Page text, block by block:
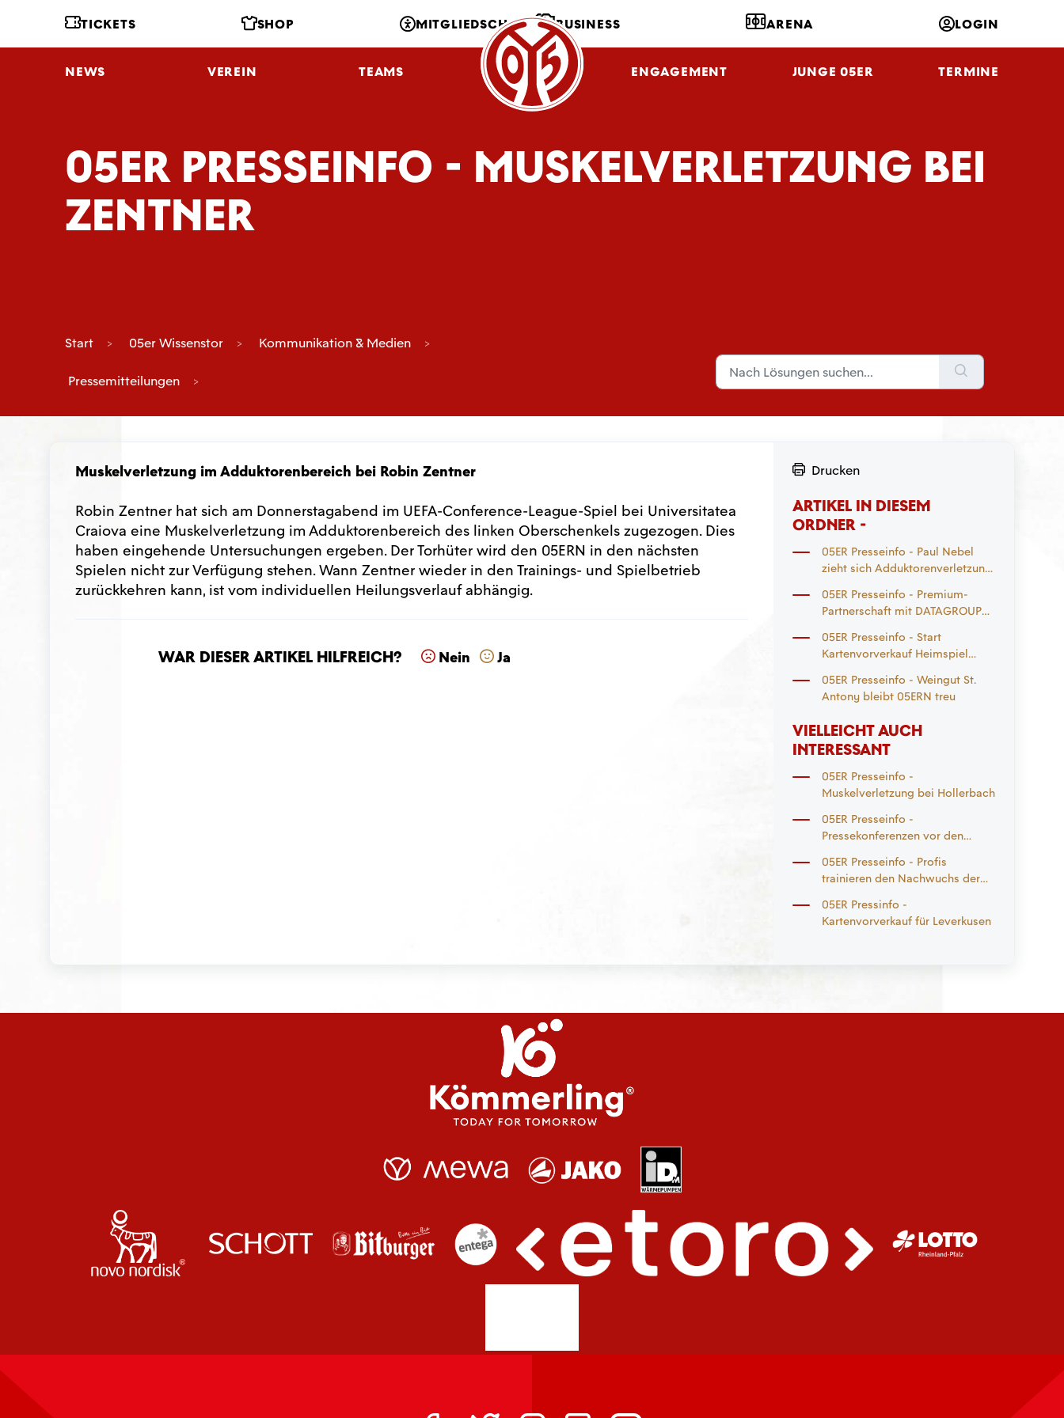
TICKETS SHOP MITGLIEDSCHAFT BUSINESS ARENA LOGIN
NEWS VEREIN TEAMS NLZ FANS ENGAGEMENT JUNGE 05ER TERMINE
05ER PRESSEINFO - MUSKELVERLETZUNG BEI
ZENTNER
Start 05er Wissenstor Kommunikation & Medien
Pressemitteilungen
Muskelverletzung im Adduktorenbereich bei Robin Zentner
Robin Zentner hat sich am Donnerstagabend im UEFA-Conference-League-Spiel bei Universitatea
Craiova eine Muskelverletzung im Adduktorenbereich des linken Oberschenkels zugezogen. Dies
haben eingehende Untersuchungen ergeben. Der Torhüter wird den 05ERN in den nächsten
Spielen nicht zur Verfügung stehen. Wann Zentner wieder in den Trainings- und Spielbetrieb
zurückkehren kann, ist vom individuellen Heilungsverlauf abhängig.
War dieser Artikel hilfreich? Nein Ja
Drucken
ARTIKEL IN DIESEM
ORDNER -
05ER Presseinfo - Paul Nebel
zieht sich Adduktorenverletzung
05ER Presseinfo - Premium-
Partnerschaft mit DATAGROUP
05ER Presseinfo - Start
Kartenvorverkauf Heimspiel
Auswärtsspiel
Mönchengladbach
05ER Presseinfo - Weingut St.
Antony bleibt 05ERN treu
VIELLEICHT AUCH
INTERESSANT
05ER Presseinfo -
Muskelverletzung bei Hollerbach
05ER Presseinfo -
Pressekonferenzen vor den
Bayern München am Mittwoch
und Freitag
05ER Presseinfo - Profis
trainieren den Nachwuchs der
05ER Pressinfo -
Kartenvorverkauf für Leverkusen